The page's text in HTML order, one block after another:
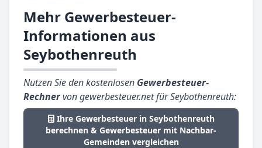
Mehr Gewerbesteuer-
Informationen aus
Seybothenreuth
Nutzen Sie den kostenlosen Gewerbesteuer-
Rechnervon gewerbesteuer.net für Seybothenreuth:
Ihre Gewerbesteuer in Seybothenreuth
berechnen & Gewerbesteuer mit Nachbar-
Gemeinden vergleichen